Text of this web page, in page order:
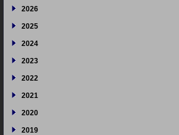
2026
2025
2024
2023
2022
2021
2020
2019